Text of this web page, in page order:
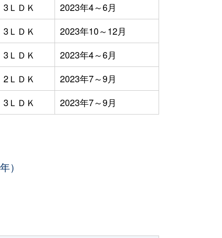
3ＬＤＫ
2023年4～6月
3ＬＤＫ
2023年10～12月
3ＬＤＫ
2023年4～6月
2ＬＤＫ
2023年7～9月
3ＬＤＫ
2023年7～9月
）